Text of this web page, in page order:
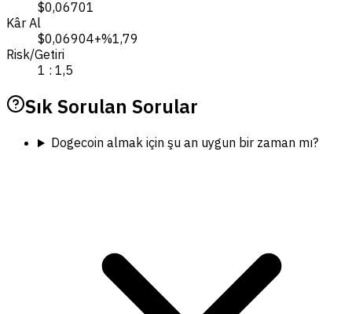
$0,06701
Kâr Al
$0,06904+%1,79
Risk/Getiri
1 : 1,5
Sık Sorulan Sorular
Dogecoin almak için şu an uygun bir zaman mı?